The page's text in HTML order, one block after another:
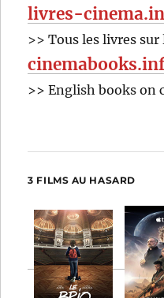
livres-
>> Tous les livres sur
>> English books on
3 FILMS AU HASARD